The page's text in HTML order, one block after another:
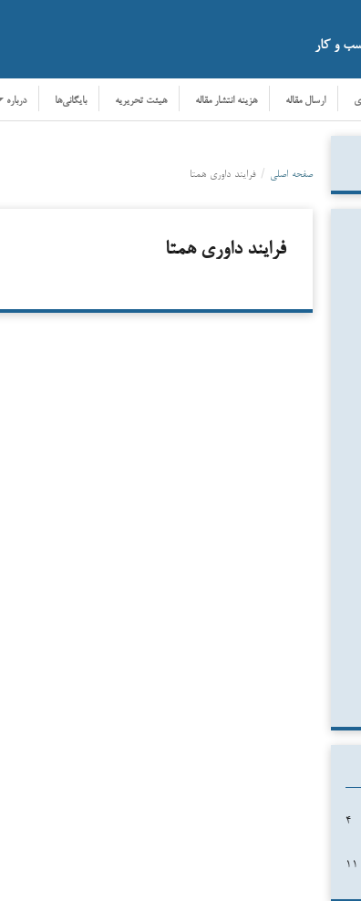
و کار
ارسال مقاله هزینه انتشار مقاله هیئت تحریریه بایگانی‌ها درباره
۴
۱۱
صفحه اصلی / فرایند داوری همتا
فرایند داوری همتا